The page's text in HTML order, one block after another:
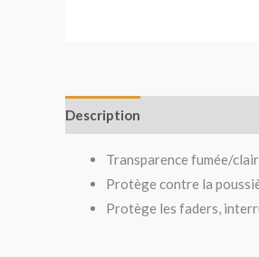
Description
Transparence fumée/
Protège contre la
Protège les faders,